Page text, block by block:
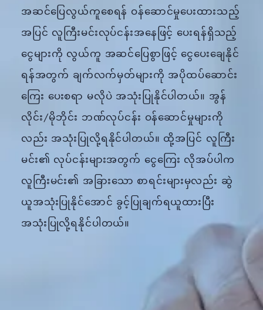
အဆင်ပြေလွယ်ကူစေရန် ဝန်ဆောင်မှုပေးထားသည့်
အပြင် လူကြီးမင်းလုပ်ငန်းအနေဖြင့် ပေးရန်ရှိသည့်
ငွေများကို လွယ်ကူ အဆင်ပြေစွာဖြင့် ငွေပေးချေနိုင်
ရန်အတွက် ချက်လက်မှတ်များကို အပိုထပ်ဆောင်း
ကြေး ပေးစရာ မလိုပဲ အသုံးပြုနိုင်ပါတယ်။ အွန်
လိုင်း/မိုဘိုင်း ဘဏ်လုပ်ငန်း ဝန်ဆောင်မှုများကို
လည်း အသုံးပြုလို့ရနိုင်ပါတယ်။ ထို့အပြင် လူကြီး
မင်း၏ လုပ်ငန်းများအတွက် ငွေကြေး လိုအပ်ပါက
လူကြီးမင်း၏ အခြားသော စာရင်းများမှလည်း ဆွဲ
ယူအသုံးပြုနိုင်အောင် ခွင့်ပြုချက်ရယူထားပြီး
အသုံးပြုလို့ရနိုင်ပါတယ်။